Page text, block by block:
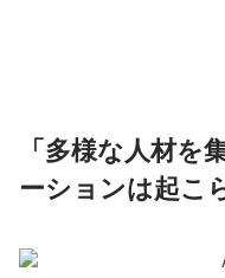
「多様な人材
ーションは起こ